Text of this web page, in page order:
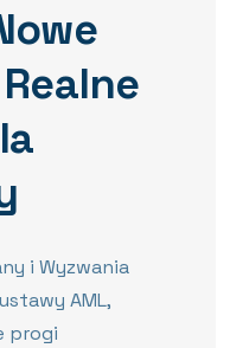
i Wyzwania
AML,
progi